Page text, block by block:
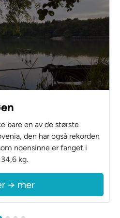
bare en av de største
den har også rekorden
noensinne er fanget i
kg.
→ mer